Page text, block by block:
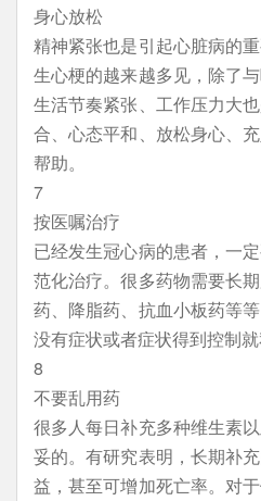
身心放松
精神紧张也是引起心脏病的
生心梗的越来越多见，除了
生活节奏紧张、工作压力大
合、心态平和、放松身心、
帮助。
7
按医嘱治疗
已经发生冠心病的患者，一
范化治疗。很多药物需要长
药、降脂药、抗血小板药等
没有症状或者症状得到控制就
8
不要乱用药
很多人每日补充多种维生素
妥的。有研究表明，长期补
益，甚至可增加死亡率。对